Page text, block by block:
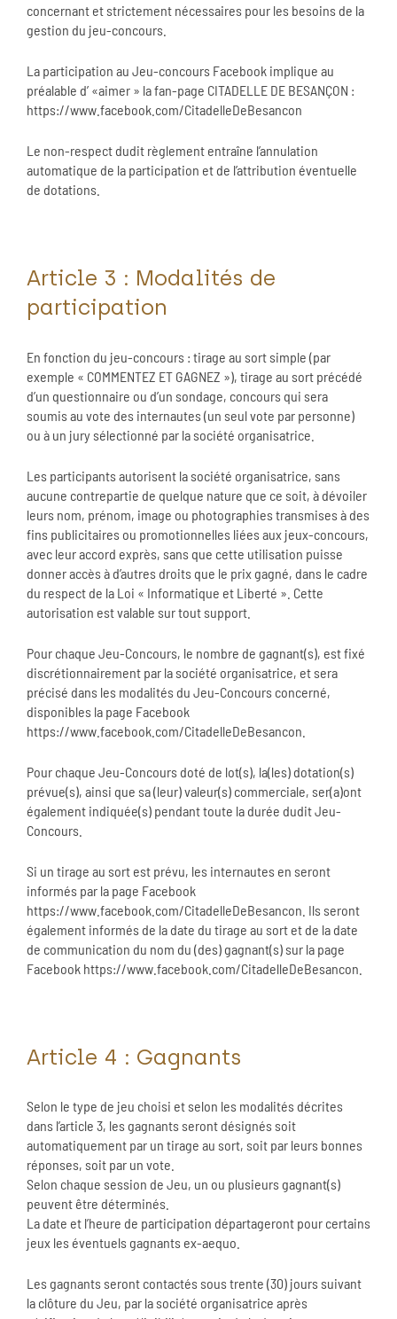
concernant et strictement nécessaires pour les besoins de la
gestion du jeu-concours.
La participation au Jeu-concours Facebook implique au
préalable d’ «aimer » la fan-page CITADELLE DE BESANÇON :
https://www.facebook.com/CitadelleDeBesancon
Le non-respect dudit règlement entraîne l’annulation
automatique de la participation et de l’attribution éventuelle
de dotations.
Article 3 : Modalités de
participation
En fonction du jeu-concours : tirage au sort simple (par
exemple « COMMENTEZ ET GAGNEZ »), tirage au sort précédé
d’un questionnaire ou d’un sondage, concours qui sera
soumis au vote des internautes (un seul vote par personne)
ou à un jury sélectionné par la société organisatrice.
Les participants autorisent la société organisatrice, sans
aucune contrepartie de quelque nature que ce soit, à dévoiler
leurs nom, prénom, image ou photographies transmises à des
fins publicitaires ou promotionnelles liées aux jeux-concours,
avec leur accord exprès, sans que cette utilisation puisse
donner accès à d’autres droits que le prix gagné, dans le cadre
du respect de la Loi « Informatique et Liberté ». Cette
autorisation est valable sur tout support.
Pour chaque Jeu-Concours, le nombre de gagnant(s), est fixé
discrétionnairement par la société organisatrice, et sera
précisé dans les modalités du Jeu-Concours concerné,
disponibles la page Facebook
https://www.facebook.com/CitadelleDeBesancon.
Pour chaque Jeu-Concours doté de lot(s), la(les) dotation(s)
prévue(s), ainsi que sa (leur) valeur(s) commerciale, ser(a)ont
également indiquée(s) pendant toute la durée dudit Jeu-
Concours.
Si un tirage au sort est prévu, les internautes en seront
informés par la page Facebook
https://www.facebook.com/CitadelleDeBesancon. Ils seront
également informés de la date du tirage au sort et de la date
de communication du nom du (des) gagnant(s) sur la page
Facebook https://www.facebook.com/CitadelleDeBesancon.
Article 4 : Gagnants
Selon le type de jeu choisi et selon les modalités décrites
dans l’article 3, les gagnants seront désignés soit
automatiquement par un tirage au sort, soit par leurs bonnes
réponses, soit par un vote.
Selon chaque session de Jeu, un ou plusieurs gagnant(s)
peuvent être déterminés.
La date et l’heure de participation départageront pour certains
jeux les éventuels gagnants ex-aequo.
Les gagnants seront contactés sous trente (30) jours suivant
la clôture du Jeu, par la société organisatrice après